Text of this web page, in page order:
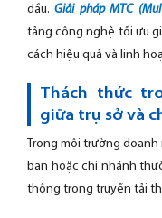
đầu.Giải phápMTC
tảng công nghệ tối ưu
cách hiệu quả và linh
Thách thức
giữa trụ sở và
Trong môi trường
ban hoặc chi nhánh
thông trong truyền tải